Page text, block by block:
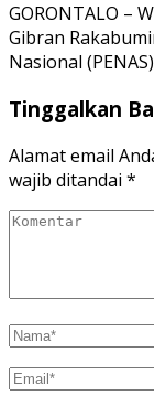
GORONTALO –
Gibran
Nasional
Tinggalkan
Alamat email
wajib ditandai *